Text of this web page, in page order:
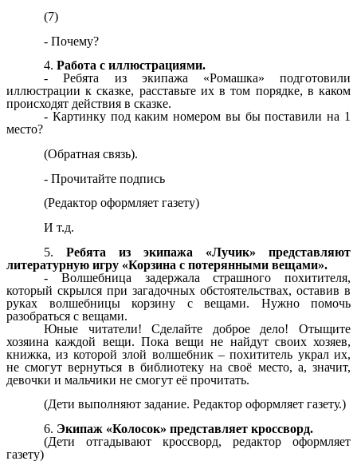
(7)
- Почему?
Работа с иллюстрациями.
- Ребята из экипажа «Ромашка» подготовили
иллюстрации к сказке, расставьте их в том порядке, в каком
происходят действия в сказке.
- Картинку под каким номером вы бы поставили на 1
место?
(Обратная связь).
- Прочитайте подпись
(Редактор оформляет газету)
И т.д.
Ребята из экипажа «Лучик» представляют
литературную игру «Корзина с потерянными вещами».
- Волшебница задержала страшного похитителя,
который скрылся при загадочных обстоятельствах, оставив в
руках волшебницы корзину с вещами. Нужно помочь
разобраться с вещами.
Юные читатели! Сделайте доброе дело! Отыщите
хозяина каждой вещи. Пока вещи не найдут своих хозяев,
книжка, из которой злой волшебник – похититель украл их,
не смогут вернуться в библиотеку на своё место, а, значит,
девочки и мальчики не смогут её прочитать.
(Дети выполняют задание. Редактор оформляет газету.)
Экипаж «Колосок» представляет кроссворд.
(Дети отгадывают кроссворд, редактор оформляет
газету)